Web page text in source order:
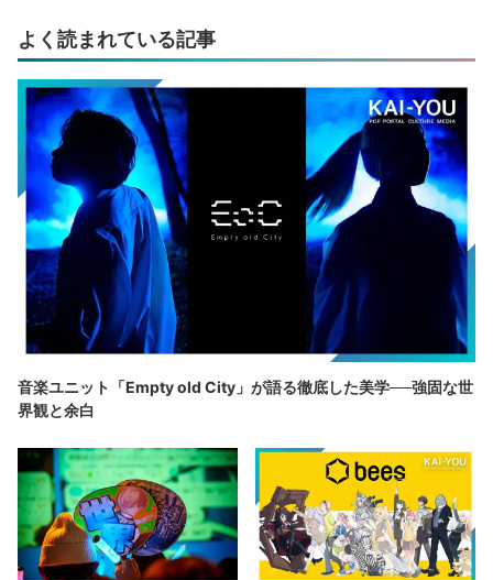
よく読まれている記事
音楽ユニット「Empty old City」が語る徹底した美学──強固な世
界観と余白